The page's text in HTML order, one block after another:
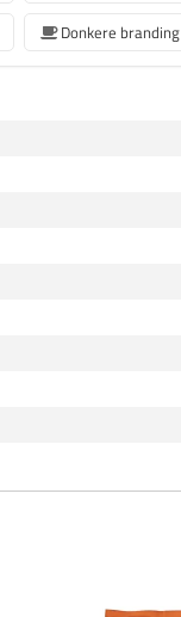
Donkere branding